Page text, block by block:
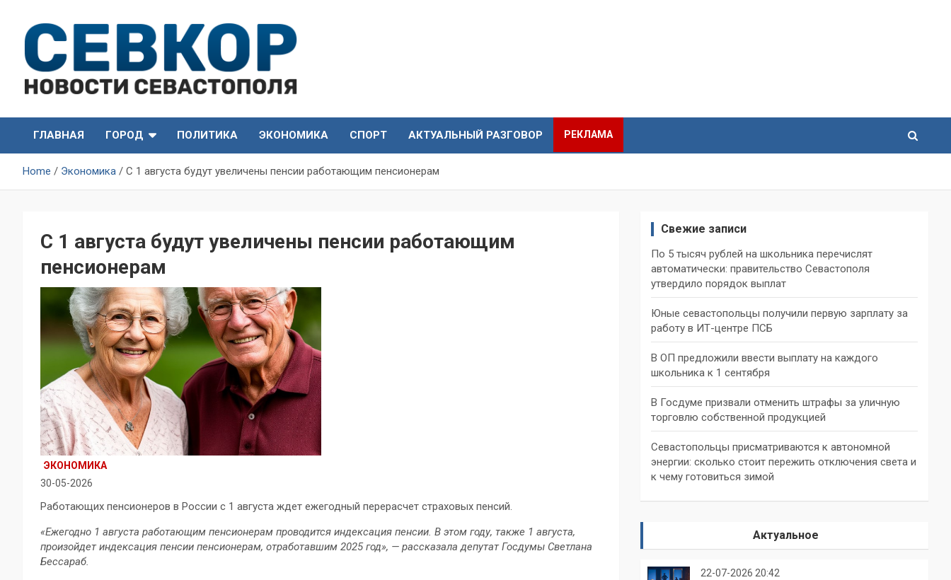
content
СевКор — Новости
Севастополя
Севастополя
ГЛАВНАЯ
ГОРОД ПОЛИТИКА ЭКОНОМИКА СПОРТ АКТУАЛЬНЫЙ РАЗГОВОР РЕКЛАМА
Home Экономика С 1 августа будут увеличены пенсии работающим пенсионерам
С 1 августа будут увеличены пенсии работающим
пенсионерам
ЭКОНОМИКА
30-05-2026
Работающих пенсионеров в России с 1 августа ждет ежегодный перерасчет страховых пенсий.
«Ежегодно 1 августа работающим пенсионерам проводится индексация пенсии. В этом году, также 1 августа,
произойдет индексация пенсии пенсионерам, отработавшим 2025 год», — рассказала депутат Госдумы Светлана
Бессараб.
Свежие записи
По 5 тысяч рублей на школьника перечислят
автоматически: правительство Севастополя
утвердило порядок выплат
Юные севастопольцы получили первую зарплату за
работу в ИТ-центре ПСБ
В ОП предложили ввести выплату на каждого
школьника к 1 сентября
В Госдуме призвали отменить штрафы за уличную
торговлю собственной продукцией
Севастопольцы присматриваются к автономной
энергии: сколько стоит пережить отключения света и
к чему готовиться зимой
Актуальное
22-07-2026 20:42